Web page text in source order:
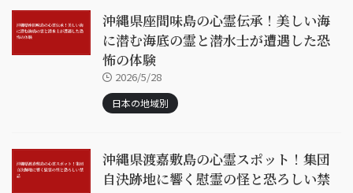
沖縄県座間味島の心霊伝承！美しい海
に潜む海底の霊と潜水士が遭遇した恐
怖の体験
2026/5/28
日本の地域別
沖縄県渡嘉敷島の心霊スポット！集団
自決跡地に響く慰霊の怪と恐ろしい禁